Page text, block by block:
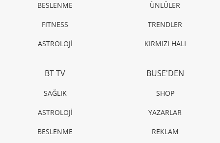
BESLENME
FITNESS
ASTROLOJİ
ÜNLÜLER
TRENDLER
KIRMIZI HALI
BT TV
SAĞLIK
ASTROLOJİ
BESLENME
BUSE'DEN
SHOP
YAZARLAR
REKLAM